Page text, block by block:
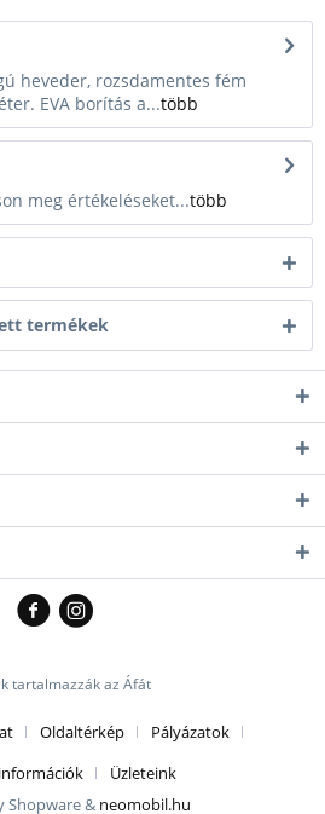
heveder, rozsdamentes fém
EVA borítás a...több
meg értékeléseket...több
termékek
tartalmazzák az Áfát
Oldaltérkép
Pályázatok
Üzleteink
Shopware & neomobil.hu